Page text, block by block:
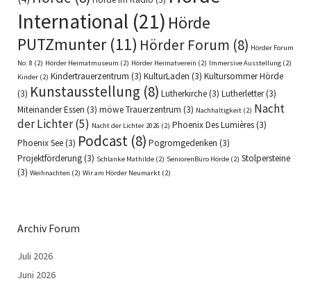
International (21) Hörde
PUTZmunter(11) Hörder Forum (8) Hörder Forum
No. 8 (2) Hörder Heimatmuseum (2) Hörder Heimatverein (2) Immersive Ausstellung (2)
Kinder (2) Kindertrauerzentrum (3) KulturLaden (3) Kultursommer Hörde
(3) Kunstausstellung (8) Lutherkirche(3) Lutherletter(3)
Miteinander Essen (3) möwe Trauerzentrum (3) Nachhaltigkeit (2) Nacht
der Lichter(5) Nacht der Lichter 2026 (2) Phoenix Des Lumières(3)
Phoenix See(3) Podcast (8) Pogromgedenken (3)
Projektförderung(3) Schlanke Mathilde (2) SeniorenBüro Hörde (2) Stolpersteine
(3) Weihnachten (2) Wir am Hörder Neumarkt (2)
Archiv Forum
Juli 2026
Juni 2026